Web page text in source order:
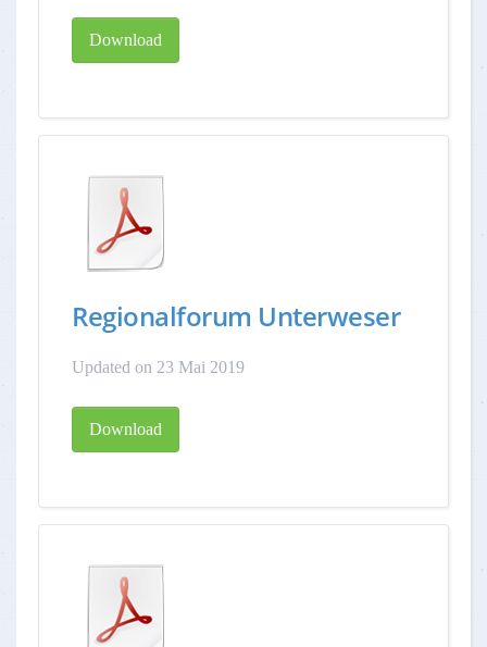
Download
Regionalforum Unterweser
Updated on 23 Mai 2019
Download